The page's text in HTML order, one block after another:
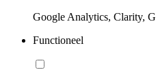
Google Analytics, Clarity,
Functioneel